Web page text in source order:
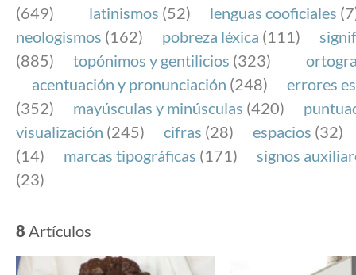
(649)
latinismos (52) lenguas cooficiales
neologismos (162) pobreza léxica (111)
(885)
topónimos y gentilicios (323)
acentuación y pronunciación (248)
errores
(352)
mayúsculas y minúsculas (420)
visualización (245) cifras (28) espacios (32)
(14)
marcas tipográficas (171)
signos
(23)
8 Artículos